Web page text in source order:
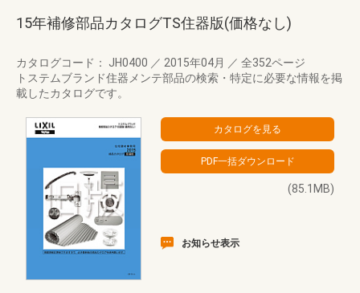
15年補修部品カタログTS住器版(価格なし)
カタログコード： JH0400 ／ 2015年04月 ／ 全352ページ
トステムブランド住器メンテ部品の検索・特定に必要な情報を掲
載したカタログです。
(85.1MB)
お知らせ表示